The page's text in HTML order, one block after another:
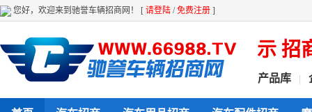
您好，欢迎来到驰誉车辆招商网！ [ 请登陆 /免费注册 ]
全方位给力企业产品展示 招商 营
产品库